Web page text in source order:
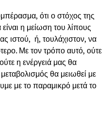
ότι ο στόχος της
η μείωση του λίπους
ιστού, ή, τουλάχιστον, να
Με τον τρόπο αυτό, ούτε
η ενέργειά μας θα
θα μειωθεί με
με το παραμικρό μετά το